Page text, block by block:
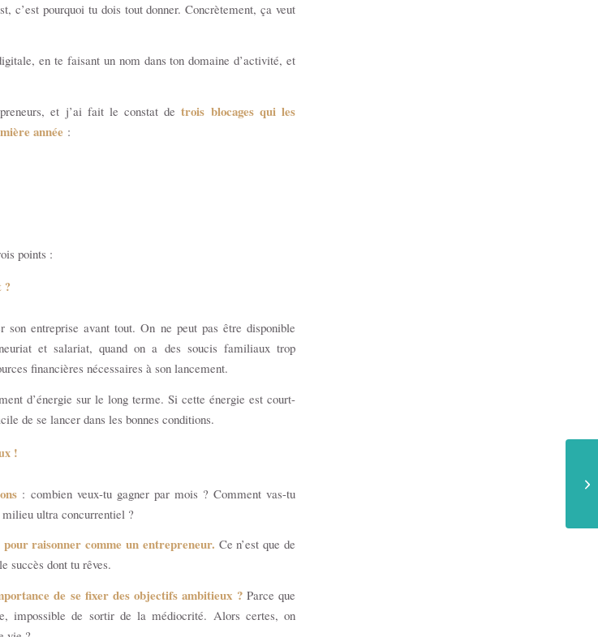
c’est pourquoi tu dois tout donner. Concrètement, ça veut
en te faisant un nom dans ton domaine d’activité, et
et j’ai fait le constat detrois blocages qui les
année :
points :
?
entreprise avant tout. On ne peut pas être disponible
et salariat, quand on a des soucis familiaux trop
financières nécessaires à son lancement.
d’énergie sur le long terme. Si cette énergie est court-
de se lancer dans les bonnes conditions.
!
: combien veux-tu gagner par mois ? Comment vas-tu
ultra concurrentiel ?
raisonner comme un entrepreneur. Ce n’est que de
succès dont tu rêves.
de se fixer des objectifs ambitieux ? Parce que
impossible de sortir de la médiocrité. Alors certes, on